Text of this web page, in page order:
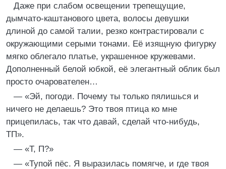
Даже при слабом освещении трепещущие,
дымчато-каштанового цвета, волосы девушки
длиной до самой талии, резко контрастировали с
окружающими серыми тонами. Её изящную фигурку
мягко облегало платье, украшенное кружевами.
Дополненный белой юбкой, её элегантный облик был
просто очарователен…
— «Эй, погоди. Почему ты только пялишься и
ничего не делаешь? Это твоя птица ко мне
прицепилась, так что давай, сделай что-нибудь,
ТП».
— «Т, П?»
— «Тупой пёс. Я выразилась помягче, и где твоя